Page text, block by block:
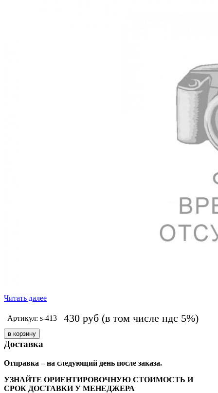
Читать далее
Артикул: s-413 430 руб (в том числе ндс 5%)
Доставка
Отправка – на следующий день после заказа.
УЗНАЙТЕ ОРИЕНТИРОВОЧНУЮ СТОИМОСТЬ И
СРОК ДОСТАВКИ У МЕНЕДЖЕРА